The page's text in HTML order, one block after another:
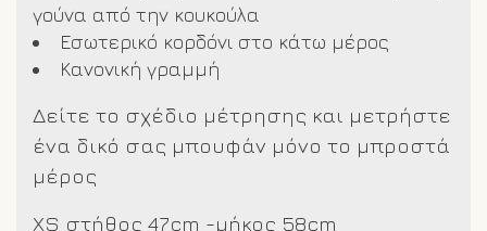
γούνα από την κουκούλα
Εσωτερικό κορδόνι στο κάτω μέρος
Κανονική γραμμή
Δείτε το σχέδιο μέτρησης και μετρήστε
ένα δικό σας μπουφάν μόνο το μπροστά
μέρος
XS στήθος 47cm -μήκος 58cm